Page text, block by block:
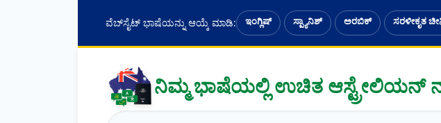
ವೆಬ್‌ಸೈಟ್ ಭಾಷೆಯನ್ನು ಆಯ್ಕೆ ಮಾಡಿ: ಇಂಗ್ಲಿಷ್ ಸ್ಪ್ಯಾನಿಶ್ ಅರಬಿಕ್ ಸರಳೀಕೃತ
ನಿಮ್ಮ ಭಾಷೆಯಲ್ಲಿ ಉಚಿತ ಆಸ್ಟ್ರೇಲಿಯನ್